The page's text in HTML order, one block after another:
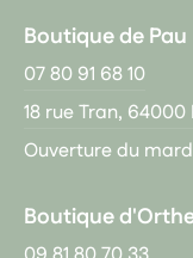
Boutique de Pau
07 80 91 68 10
18 rue Tran, 64000
Ouverture du
Boutique